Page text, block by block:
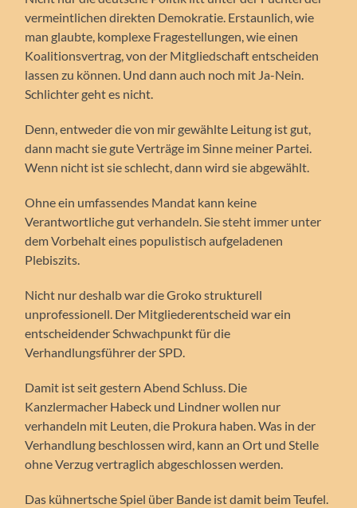
vermeintlichen direkten Demokratie. Erstaunlich, wie
man glaubte, komplexe Fragestellungen, wie einen
Koalitionsvertrag, von der Mitgliedschaft entscheiden
lassen zu können. Und dann auch noch mit Ja-Nein.
Schlichter geht es nicht.
Denn, entweder die von mir gewählte Leitung ist gut,
dann macht sie gute Verträge im Sinne meiner Partei.
Wenn nicht ist sie schlecht, dann wird sie abgewählt.
Ohne ein umfassendes Mandat kann keine
Verantwortliche gut verhandeln. Sie steht immer unter
dem Vorbehalt eines populistisch aufgeladenen
Plebiszits.
Nicht nur deshalb war die Groko strukturell
unprofessionell. Der Mitgliederentscheid war ein
entscheidender Schwachpunkt für die
Verhandlungsführer der SPD.
Damit ist seit gestern Abend Schluss. Die
Kanzlermacher Habeck und Lindner wollen nur
verhandeln mit Leuten, die Prokura haben. Was in der
Verhandlung beschlossen wird, kann an Ort und Stelle
ohne Verzug vertraglich abgeschlossen werden.
Das kühnertsche Spiel über Bande ist damit beim Teufel.